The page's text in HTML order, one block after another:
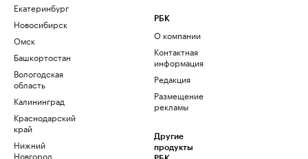
Екатеринбург
Новосибирск
Омск
Башкортостан
Вологодская
область
Калининград
Краснодарский
край
Нижний
Новгород
РБК
О компании
Контактная
информация
Редакция
Размещение
рекламы
Другие
продукты